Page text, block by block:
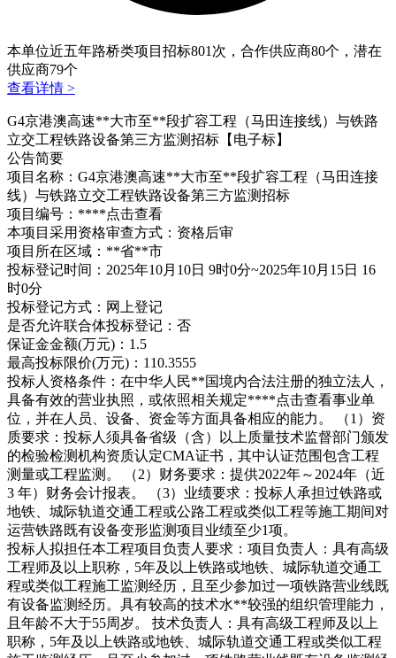
本单位近五年路桥类项目招标801 次，合作供应商80个，潜在
供应商79个
查看详情 >
G4京港澳高速**大市至**段扩容工程（马田连接线）与铁路
立交工程铁路设备第三方监测招标【电子标】
公告简要
项目名称：G4京港澳高速**大市至**段扩容工程（马田连接
线）与铁路立交工程铁路设备第三方监测招标
项目编号：****点击查看
本项目采用资格审查方式：资格后审
项目所在区域：**省**市
投标登记时间：2025年10月10日 9时0分~2025年10月15日 16
时0分
投标登记方式：网上登记
是否允许联合体投标登记：否
保证金金额(万元)：1.5
最高投标限价(万元)：110.3555
投标人资格条件：在中华人民**国境内合法注册的独立法人，
具备有效的营业执照，或依照相关规定****点击查看事业单
位，并在人员、设备、资金等方面具备相应的能力。 （1）资
质要求：投标人须具备省级（含）以上质量技术监督部门颁发
的检验检测机构资质认定CMA证书，其中认证范围包含工程
测量或工程监测。 （2）财务要求：提供2022年～2024年（近
3 年）财务会计报表。 （3）业绩要求：投标人承担过铁路或
地铁、城际轨道交通工程或公路工程或类似工程等施工期间对
运营铁路既有设备变形监测项目业绩至少1项。
投标人拟担任本工程项目负责人要求：项目负责人：具有高级
工程师及以上职称，5年及以上铁路或地铁、城际轨道交通工
程或类似工程施工监测经历，且至少参加过一项铁路营业线既
有设备监测经历。具有较高的技术水**较强的组织管理能力，
且年龄不大于55周岁。 技术负责人：具有高级工程师及以上
职称，5年及以上铁路或地铁、城际轨道交通工程或类似工程